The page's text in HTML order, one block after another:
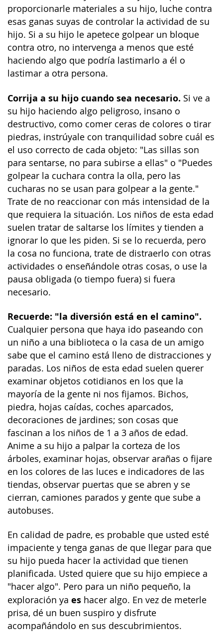
proporcionarle materiales a su hijo, luche contra
esas ganas suyas de controlar la actividad de su
hijo. Si a su hijo le apetece golpear un bloque
contra otro, no intervenga a menos que esté
haciendo algo que podría lastimarlo a él o
lastimar a otra persona.
Corrija a su hijo cuando sea necesario. Si ve a
su hijo haciendo algo peligroso, insano o
destructivo, como comer ceras de colores o tirar
piedras, instrúyale con tranquilidad sobre cuál es
el uso correcto de cada objeto: "Las sillas son
para sentarse, no para subirse a ellas" o "Puedes
golpear la cuchara contra la olla, pero las
cucharas no se usan para golpear a la gente."
Trate de no reaccionar con más intensidad de la
que requiera la situación. Los niños de esta edad
suelen tratar de saltarse los límites y tienden a
ignorar lo que les piden. Si se lo recuerda, pero
la cosa no funciona, trate de distraerlo con otras
actividades o enseñándole otras cosas, o use la
pausa obligada (o tiempo fuera) si fuera
necesario.
Recuerde: "la diversión está en el camino".
Cualquier persona que haya ido paseando con
un niño a una biblioteca o la casa de un amigo
sabe que el camino está lleno de distracciones y
paradas. Los niños de esta edad suelen querer
examinar objetos cotidianos en los que la
mayoría de la gente ni nos fijamos. Bichos,
piedra, hojas caídas, coches aparcados,
decoraciones de jardines; son cosas que
fascinan a los niños de 1 a 3 años de edad.
Anime a su hijo a palpar la corteza de los
árboles, examinar hojas, observar arañas o fijare
en los colores de las luces e indicadores de las
tiendas, observar puertas que se abren y se
cierran, camiones parados y gente que sube a
autobuses.
En calidad de padre, es probable que usted esté
impaciente y tenga ganas de que llegar para que
su hijo pueda hacer la actividad que tienen
planificada. Usted quiere que su hijo empiece a
"hacer algo". Pero para un niño pequeño, la
exploración ya es hacer algo. En vez de meterle
prisa, dé un buen suspiro y disfrute
acompañándolo en sus descubrimientos.